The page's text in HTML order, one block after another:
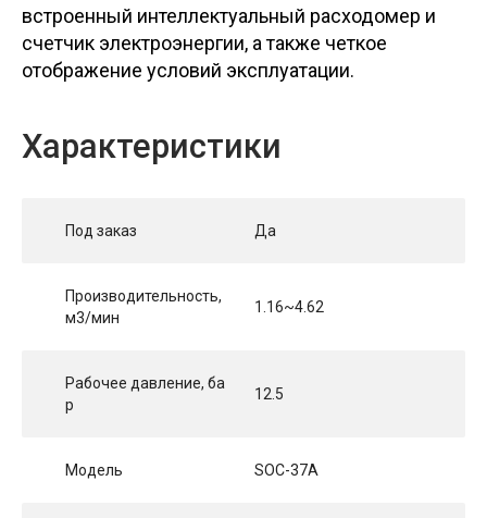
встроенный интеллектуальный расходомер и
счетчик электроэнергии, а также четкое
отображение условий эксплуатации.
Характеристики
Под заказ Да
Производительность,
м3/мин
1.16~4.62
Рабочее давление, ба
р
12.5
Модель SOC-37A